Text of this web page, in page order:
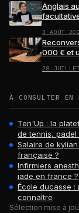
Anglais
3 AOÛT
000 € et
28
À CONSULTER EN
Ten'Up : la
de tennis,
Salaire de
française ?
Infirmiers
iade en france ?
École ducasse
connaître
Sélection mise à